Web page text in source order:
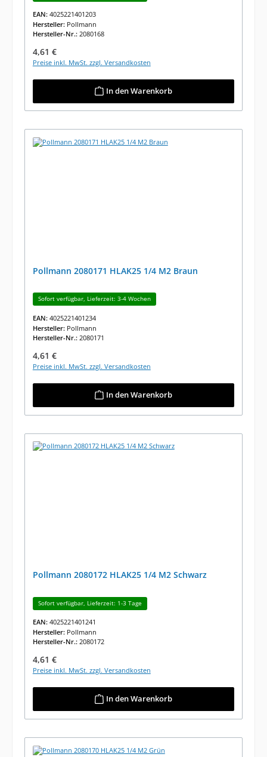
EAN: 4025221401203
Hersteller: Pollmann
Hersteller-Nr.: 2080168
Regulärer Preis:
4,61 €
Preise inkl. MwSt. zzgl. Versandkosten
In den Warenkorb
Pollmann 2080171 HLAK25 1/4 M2 Braun
Sofort verfügbar, Lieferzeit: 3-4 Wochen
EAN: 4025221401234
Hersteller: Pollmann
Hersteller-Nr.: 2080171
Regulärer Preis:
4,61 €
Preise inkl. MwSt. zzgl. Versandkosten
In den Warenkorb
Pollmann 2080172 HLAK25 1/4 M2 Schwarz
Sofort verfügbar, Lieferzeit: 1-3 Tage
EAN: 4025221401241
Hersteller: Pollmann
Hersteller-Nr.: 2080172
Regulärer Preis:
4,61 €
Preise inkl. MwSt. zzgl. Versandkosten
In den Warenkorb